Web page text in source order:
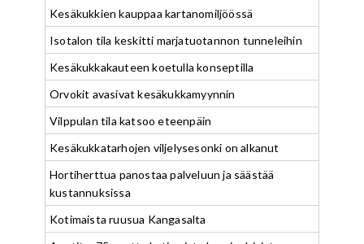
Kesäkukkien kauppaa kartanomiljöössä
Isotalon tila keskitti marjatuotannon tunneleihin
Kesäkukkakauteen koetulla konseptilla
Orvokit avasivat kesäkukkamyynnin
Vilppulan tila katsoo eteenpäin
Kesäkukkatarhojen viljelysesonki on alkanut
Hortiherttua panostaa palveluun ja säästää
kustannuksissa
Kotimaista ruusua Kangasalta